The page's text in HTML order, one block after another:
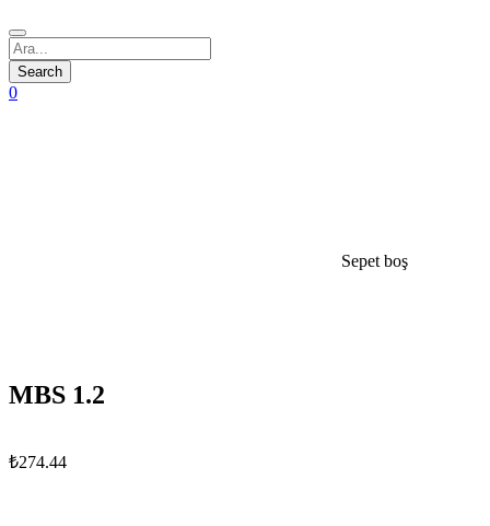
0
Sepet boş
MBS 1.2
₺274.44